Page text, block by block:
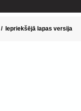
/ Iepriekšējā lapas versija